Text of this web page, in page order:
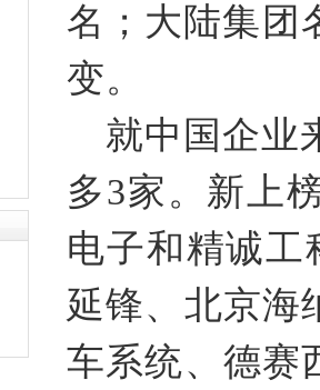
名；大陆集团
变。
就中国企业
多3家。新上
电子和精诚
延锋、北京海
车系统、德赛